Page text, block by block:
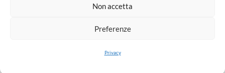
Non accetta
Preferenze
Privacy
Rome Design Agency| Progetto grafico e impaginazione del
| Book design and art direction by